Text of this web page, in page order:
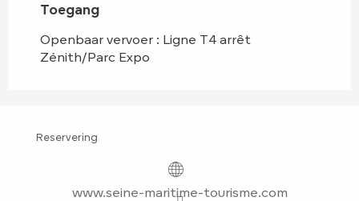
Toegang
Toegang
Openbaar vervoer : Ligne T4 arrêt
Zénith/Parc Expo
Reservering
www.seine-maritime-tourisme.com